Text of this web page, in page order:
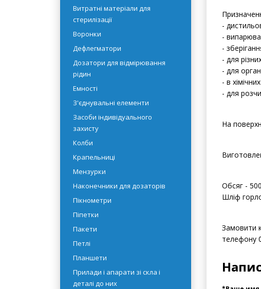
Бутлі
Бюретки
Витратні матеріали для
стерилізації
Воронки
Дефлегматори
Дозатори для відмірювання
рідин
Емності
З'єднувальні елементи
Засоби індивідуального
захисту
Колби
Крапельниці
Мензурки
Наконечники для дозаторів
Пікнометри
Піпетки
Пакети
Петлі
Планшети
скла.
Це
-
-
-
- для
- в
- для
На
Обсяг -
Шліф
Замовити